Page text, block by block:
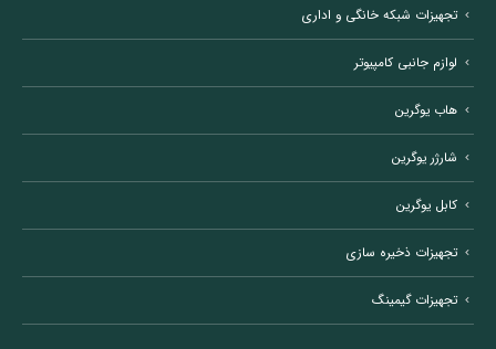
تجهیزات شبکه خانگی و اداری
لوازم جانبی کامپیوتر
هاب یوگرین
شارژر یوگرین
کابل یوگرین
تجهیزات ذخیره سازی
تجهیزات گیمینگ